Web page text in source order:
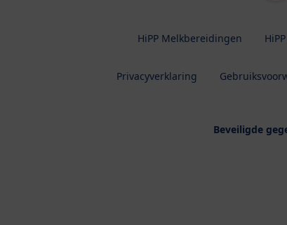
HiPP Melkbereidingen
Privacyverklaring
Beveiligde